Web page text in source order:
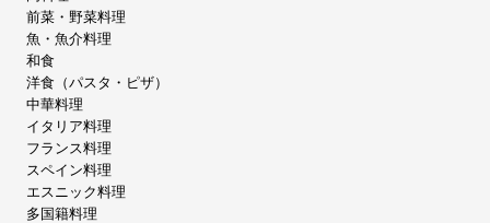
前菜・野菜料理
魚・魚介料理
和食
洋食（パスタ・ピザ）
中華料理
イタリア料理
フランス料理
スペイン料理
エスニック料理
多国籍料理